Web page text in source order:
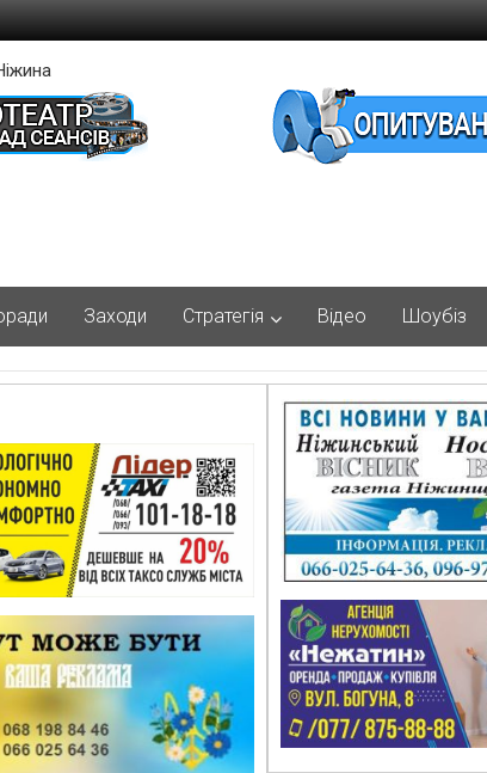
Заходи Стратегія Відео Шоубіз